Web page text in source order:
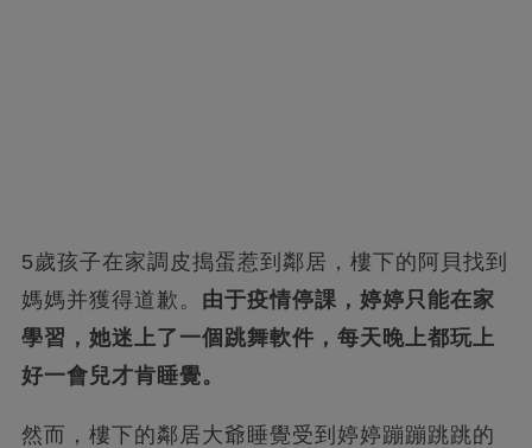
5歲孩子在家調皮搗蛋惹到鄰居，樓下的阿貝找到
媽媽并獲得道歉。 由于疫情停課，婷婷只能在家
學習，她迷上了一個跳舞軟件，每天晚上都玩上
好一會兒才肯睡覺。
然而，樓下的鄰居大爺睡覺受到婷婷蹦蹦跳跳的